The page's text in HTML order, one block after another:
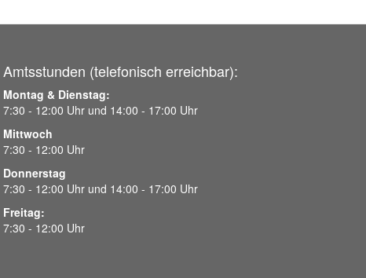
Amtsstunden (telefonisch erreichbar):
Montag & Dienstag:
7:30 - 12:00 Uhr und 14:00 - 17:00 Uhr
Mittwoch
7:30 - 12:00 Uhr
Donnerstag
7:30 - 12:00 Uhr und 14:00 - 17:00 Uhr
Freitag:
7:30 - 12:00 Uhr